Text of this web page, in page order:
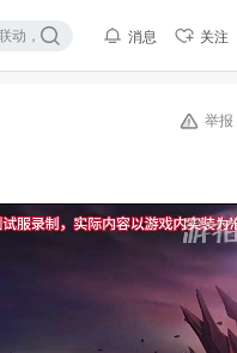
消息 关注
举报